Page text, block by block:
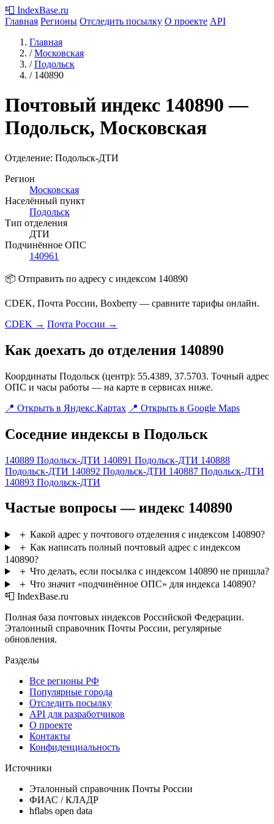
📮 IndexBase.ru
Главная Регионы Отследить посылку О проекте API
Главная
/ Московская
/ Подольск
/ 140890
Почтовый индекс 140890 —
Подольск, Московская
Отделение: Подольск-ДТИ
Регион
Московская
Населённый пункт
Подольск
Тип отделения
ДТИ
Подчинённое ОПС
140961
📦 Отправить по адресу с индексом 140890
CDEK, Почта России, Boxberry — сравните тарифы онлайн.
CDEK → Почта России →
Как доехать до отделения 140890
Координаты Подольск (центр): 55.4389, 37.5703. Точный адрес
ОПС и часы работы — на карте в сервисах ниже.
📍 Открыть в Яндекс.Картах 📍 Открыть в Google Maps
Соседние индексы в Подольск
140889 Подольск-ДТИ 140891 Подольск-ДТИ 140888
Подольск-ДТИ 140892 Подольск-ДТИ 140887 Подольск-ДТИ
140893 Подольск-ДТИ
Частые вопросы — индекс 140890
＋ Какой адрес у почтового отделения с индексом 140890?
＋ Как написать полный почтовый адрес с индексом
140890?
＋ Что делать, если посылка с индексом 140890 не пришла?
＋ Что значит «подчинённое ОПС» для индекса 140890?
📮 IndexBase.ru
Полная база почтовых индексов Российской Федерации.
Эталонный справочник Почты России, регулярные
обновления.
Разделы
Все регионы РФ
Популярные города
Отследить посылку
API для разработчиков
О проекте
Контакты
Конфиденциальность
Источники
Эталонный справочник Почты России
ФИАС / КЛАДР
hflabs open data